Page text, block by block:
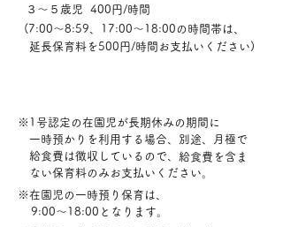
３～５歳児 400円/時間
(7:00～8:59、17:00～18:00の時間帯は、
延長保育料を500円/時間お支払いください)
※1号認定の在園児が長期休みの期間に
一時預かりを利用する場合、別途、月極で
ない保育料のみお支払いください。
給食費を含ま
給食費は徴収しているので、
※在園児の一時預り保育は、
9:00～18:00となります。